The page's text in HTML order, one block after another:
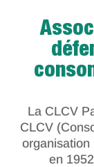
La CLCV
CLCV
organisation
en